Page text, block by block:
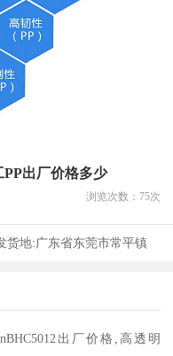
PP出厂价格多少
浏览次数： 75次
货地:广东省东莞市常平镇
出厂价格,高透明